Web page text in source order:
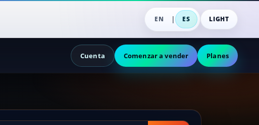
EN | ES LIGHT
Cuenta Comenzar a vender Planes